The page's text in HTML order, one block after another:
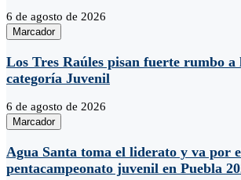
6 de agosto de 2026
Marcador
Los Tres Raúles pisan fuerte rumbo a
categoría Juvenil
6 de agosto de 2026
Marcador
Agua Santa toma el liderato y va por
pentacampeonato juvenil en Puebla